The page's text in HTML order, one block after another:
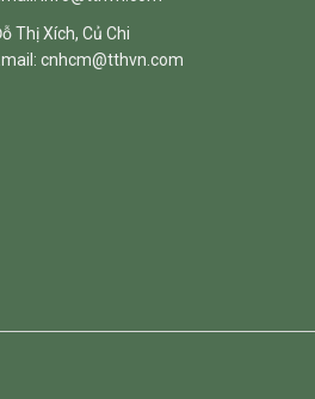
Thị Xích, Củ Chi
cnhcm@tthvn.com